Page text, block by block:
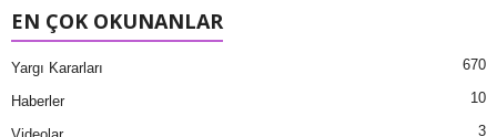
EN ÇOK OKUNANLAR
Yargı Kararları 670
Haberler 10
3